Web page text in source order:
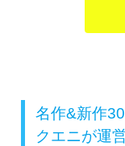
名作&新作
クエニが運